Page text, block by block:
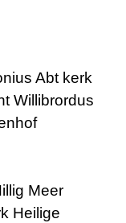
Abt kerk
Willibrordus
Meer
Heilige